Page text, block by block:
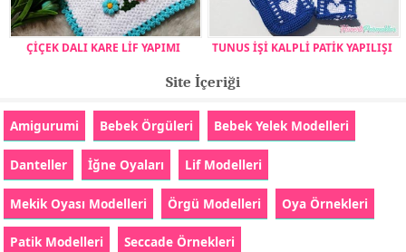
ÇİÇEK DALI KARE LİF YAPIMI TUNUS İŞİ KALPLİ PATİK YAPILIŞI
Site İçeriği
Amigurumi Bebek Örgüleri Bebek Yelek Modelleri
Danteller İğne Oyaları Lif Modelleri
Mekik Oyası Modelleri Örgü Modelleri Oya Örnekleri
Patik Modelleri Seccade Örnekleri